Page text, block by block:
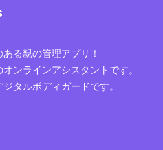
る親の管理アプリ！
ンラインアシスタントです。
タルボディガードです。